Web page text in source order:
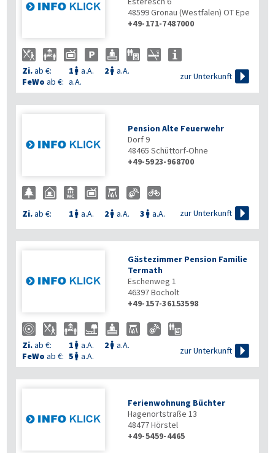
48599Gronau (Westfalen) OT Epe
+49-171-7487000
Zi.ab €: 1  a.A. 2  a.A.
FeWo ab €: a.A.
zur Unterkunft 
Pension Alte Feuerwehr
Dorf 9
48465 Schüttorf-Ohne
+49-5923-968700
Zi.ab €: 1  a.A. 2  a.A. 3  a.A. zur Unterkunft 
Gästezimmer Pension Familie
Termath
Eschenweg 1
46397Bocholt
+49-157-36153598
Zi.ab €: 1  a.A. 2  a.A.
FeWo ab €: 5  a.A.
zur Unterkunft 
Ferienwohnung Büchter
Hagenortstraße 13
48477Hörstel
+49-5459-4465